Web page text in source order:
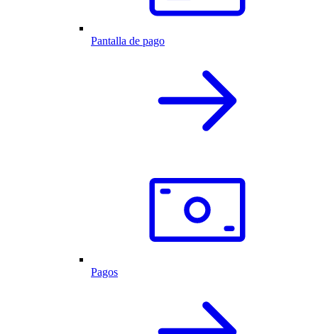
Pantalla de pago
Pagos